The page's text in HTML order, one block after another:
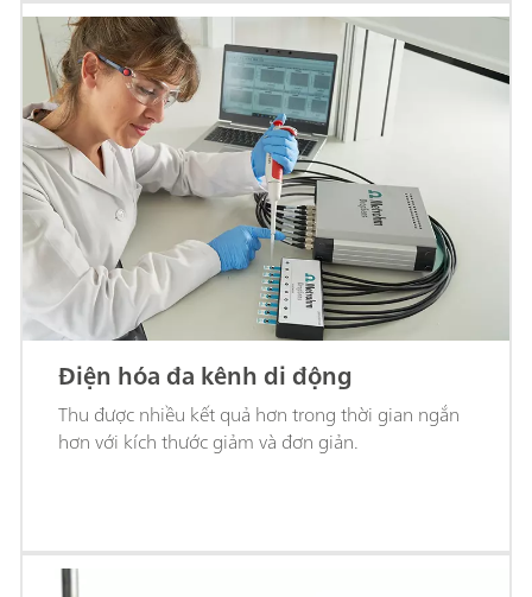
Điện hóa đa kênh di động
Thu được nhiều kết quả hơn trong thời gian ngắn
hơn với kích thước giảm và đơn giản.